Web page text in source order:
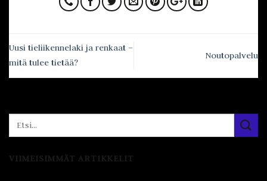
Uusi tieliikennelaki ja renkaat –
mitä tulee tietää?
Noutopalvelu
VIIMEISIMMÄT ARTIKKELIT